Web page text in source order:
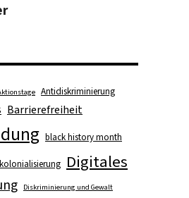
Antidiskriminierung
Barrierefreiheit
black history month
Digitales
Diskriminierung und Gewalt